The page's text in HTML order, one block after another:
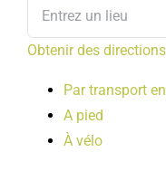
Obtenir des directions
Par transport
A pied
À vélo